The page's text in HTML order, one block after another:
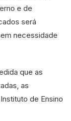
e de
será
necessidade
que as
as
de Ensino